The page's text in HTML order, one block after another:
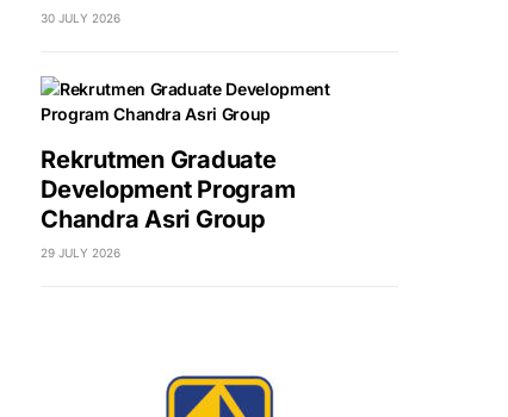
30 JULY 2026
Rekrutmen Graduate
Development Program
Chandra Asri Group
29 JULY 2026